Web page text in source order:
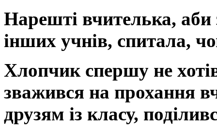
Нарешті вчителька, аби
інших учнів, спитала,
Хлопчик спершу не
зважився на прохання
друзям із класу,